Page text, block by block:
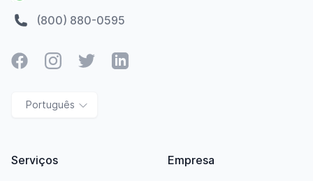
(800) 880-0595
FacebookInstagramTwitter LinkedIn
Português
Serviços Empresa